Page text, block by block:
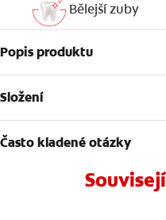
Bělejší zuby
Popis produktu
Složení
Často kladené otázky